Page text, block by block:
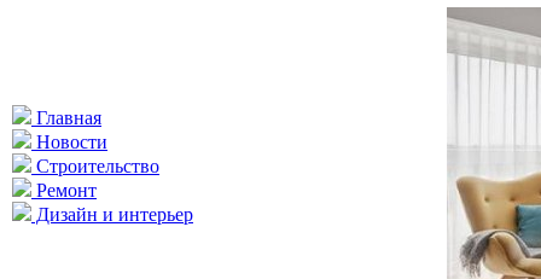
Главная
Новости
Строительство
Ремонт
Дизайн и интерьер